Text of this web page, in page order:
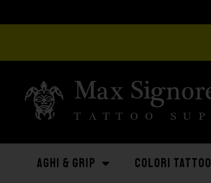
AGHI & GRIP COLORI TATTOO